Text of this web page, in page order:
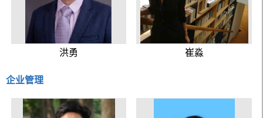
洪勇 崔淼
企业管理